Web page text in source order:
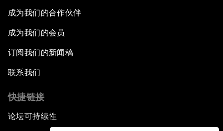
成为我们的合作伙伴
成为我们的会员
订阅我们的新闻稿
联系我们
快捷链接
论坛可持续性